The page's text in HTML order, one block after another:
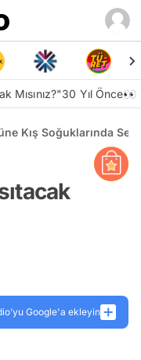
Mısınız?"30 Yıl Önce👀
Kış Soğuklarında
Google'a ekleyin